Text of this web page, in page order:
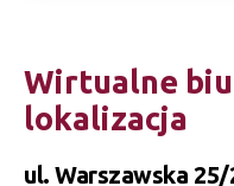
Wirtualne
lokalizacja
ul. Warszawska